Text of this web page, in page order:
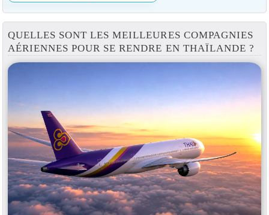
QUELLES SONT LES MEILLEURES COMPAGNIES
AÉRIENNES POUR SE RENDRE EN THAÏLANDE ?